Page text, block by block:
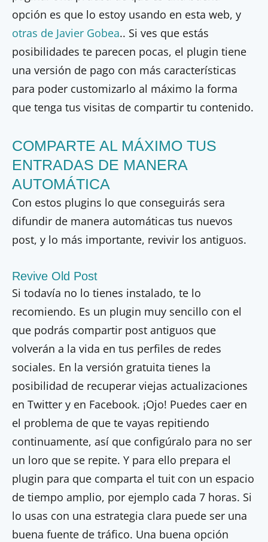
opción es que lo estoy usando en esta web, y
otras de Javier Gobea.. Si ves que estás
posibilidades te parecen pocas, el plugin tiene
una versión de pago con más características
para poder customizarlo al máximo la forma
que tenga tus visitas de compartir tu contenido.
COMPARTE AL MÁXIMO TUS
ENTRADAS DE MANERA
AUTOMÁTICA
Con estos plugins lo que conseguirás sera
difundir de manera automáticas tus nuevos
post, y lo más importante, revivir los antiguos.
Revive Old Post
Si todavía no lo tienes instalado, te lo
recomiendo. Es un plugin muy sencillo con el
que podrás compartir post antiguos que
volverán a la vida en tus perfiles de redes
sociales. En la versión gratuita tienes la
posibilidad de recuperar viejas actualizaciones
en Twitter y en Facebook. ¡Ojo! Puedes caer en
el problema de que te vayas repitiendo
continuamente, así que configúralo para no ser
un loro que se repite. Y para ello prepara el
plugin para que comparta el tuit con un espacio
de tiempo amplio, por ejemplo cada 7 horas. Si
lo usas con una estrategia clara puede ser una
buena fuente de tráfico. Una buena opción